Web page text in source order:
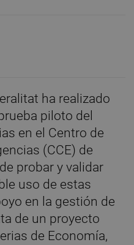
ha realizado
piloto del
en el Centro de
(CCE) de
probar y validar
uso de estas
en la gestión de
de un proyecto
de Economía,